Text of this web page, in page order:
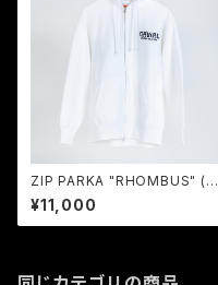
ZIP PARKA "RHOMBUS" (W
HITE) / GAVIAL
¥11,000